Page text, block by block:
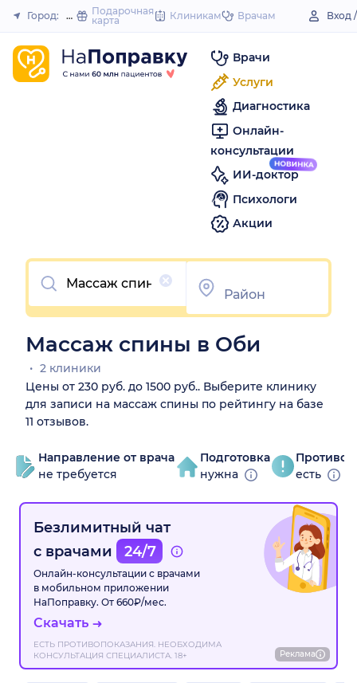
to
Закрыть
Город: Обь Подарочная
карта
Клиникам Врачам Вход
Врачи
Услуги
Диагностика
Онлайн-
консультации
ИИ-доктор
Психологи
Акции
Очистить
Массаж спины в Оби
2 клиники
Цены от 230 руб. до 1500 руб.. Выберите клинику
для записи на массаж спины по рейтингу на базе
11 отзывов.
Направление от врача
не требуется
Подготовка
нужна
есть
Безлимитный чат
с врачами
24/7
Онлайн-консультации с врачами
в мобильном приложении
НаПоправку. От 660₽/мес.
Скачать
ЕСТЬ ПРОТИВОПОКАЗАНИЯ. НЕОБХОДИМА
КОНСУЛЬТАЦИЯ СПЕЦИАЛИСТА. 18+
Реклама